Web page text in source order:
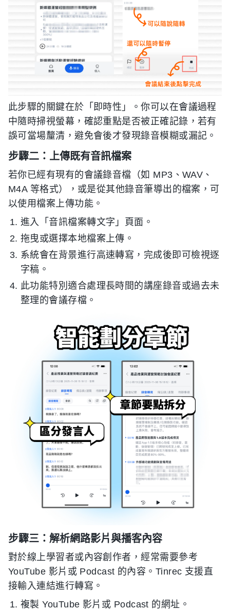
此步驟的關鍵在於「即時性」。你可以在會議過程
中隨時掃視螢幕，確認重點是否被正確記錄，若有
誤可當場釐清，避免會後才發現錄音模糊或漏記。
步驟二：上傳既有音訊檔案
若你已經有現有的會議錄音檔（如 MP3、WAV、
M4A 等格式），或是從其他錄音筆導出的檔案，可
以使用檔案上傳功能。
進入「音訊檔案轉文字」頁面。
拖曳或選擇本地檔案上傳。
系統會在背景進行高速轉寫，完成後即可檢視逐
字稿。
此功能特別適合處理長時間的講座錄音或過去未
整理的會議存檔。
步驟三：解析網路影片與播客內容
對於線上學習者或內容創作者，經常需要參考
YouTube 影片或 Podcast 的內容。Tinrec 支援直
接輸入連結進行轉寫。
複製 YouTube 影片或 Podcast 的網址。